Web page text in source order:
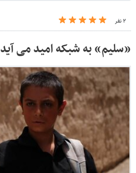
۲ نفر
«سلیم» به شبکه امید می آید